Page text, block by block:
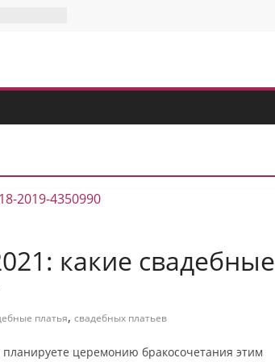
какие свадебные
платья, свадебных платьев
церемонию бракосочетания этим